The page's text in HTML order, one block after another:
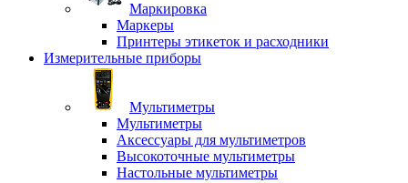
Маркировка
Маркеры
Принтеры этикеток и расходники
Измерительные приборы
Мультиметры
Мультиметры
Аксессуары для мультиметров
Высокоточные мультиметры
Настольные мультиметры